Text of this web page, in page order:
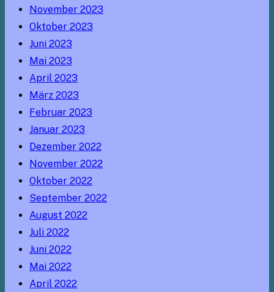
November 2023
Oktober 2023
Juni 2023
Mai 2023
April 2023
März 2023
Februar 2023
Januar 2023
Dezember 2022
November 2022
Oktober 2022
September 2022
August 2022
Juli 2022
Juni 2022
Mai 2022
April 2022